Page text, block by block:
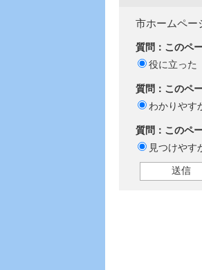
市ホームペー
質問：このペ
役に立った
質問：このペ
わかりやす
質問：このペ
見つけやす